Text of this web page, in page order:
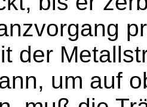
der
um auf